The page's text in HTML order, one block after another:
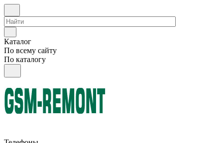
Каталог
По всему сайту
По каталогу